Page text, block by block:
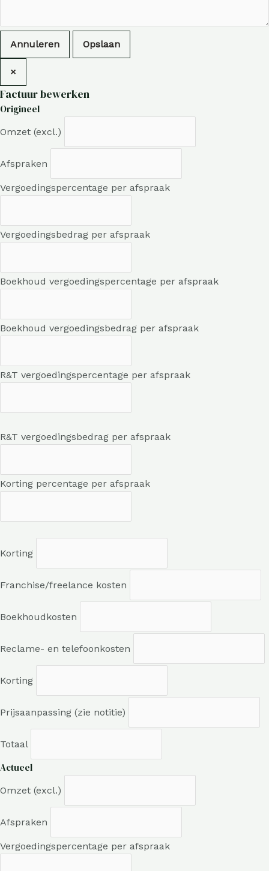
Annuleren Opslaan
×
Factuur bewerken
Origineel
Omzet (excl.)
Afspraken
Vergoedingspercentage per afspraak
Vergoedingsbedrag per afspraak
Boekhoud vergoedingspercentage per afspraak
Boekhoud vergoedingsbedrag per afspraak
R&T vergoedingspercentage per afspraak
R&T vergoedingsbedrag per afspraak
Korting percentage per afspraak
Korting
Franchise/freelance kosten
Boekhoudkosten
Reclame- en telefoonkosten
Korting
Prijsaanpassing (zie notitie)
Totaal
Actueel
Omzet (excl.)
Afspraken
Vergoedingspercentage per afspraak